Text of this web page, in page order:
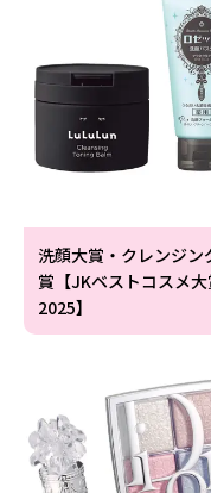
洗顔大賞・クレンジン
賞【JKベストコスメ大
2025】